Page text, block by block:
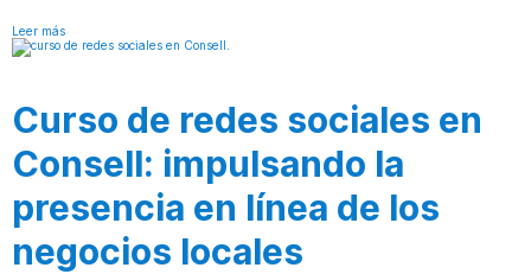
Leer más
Curso de redes sociales en
Consell: impulsando la
presencia en línea de los
negocios locales